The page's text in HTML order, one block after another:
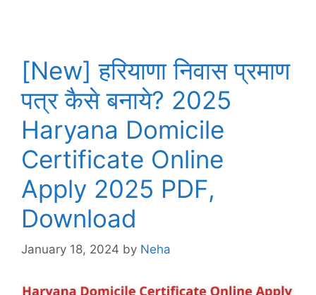
[New] हरियाणा निवास प्रमाण
पत्र कैसे बनाये? 2025
Haryana Domicile
Certificate Online
Apply 2025 PDF,
Download
January 18, 2024 by Neha